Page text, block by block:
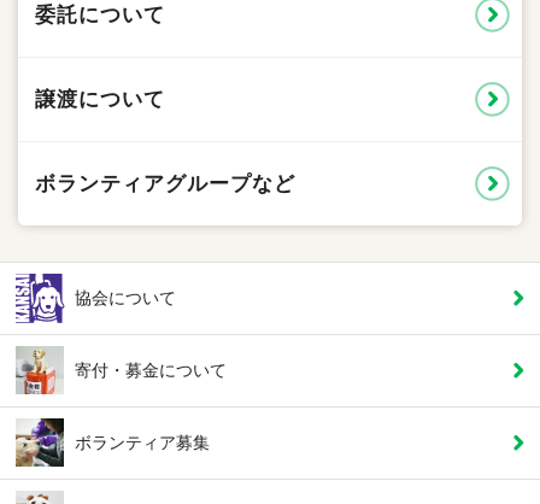
委託について
譲渡について
ボランティアグループなど
協会について
寄付・募金について
ボランティア募集